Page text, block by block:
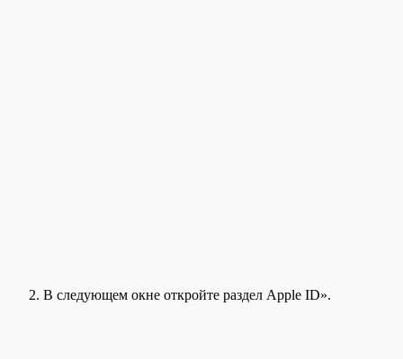
В следующем окне откройте раздел Apple ID».